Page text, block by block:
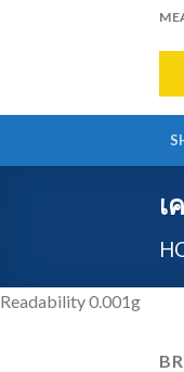
เ
Readability 0.001g